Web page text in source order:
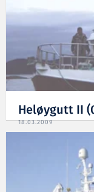
Heløygutt II
18.03.2009